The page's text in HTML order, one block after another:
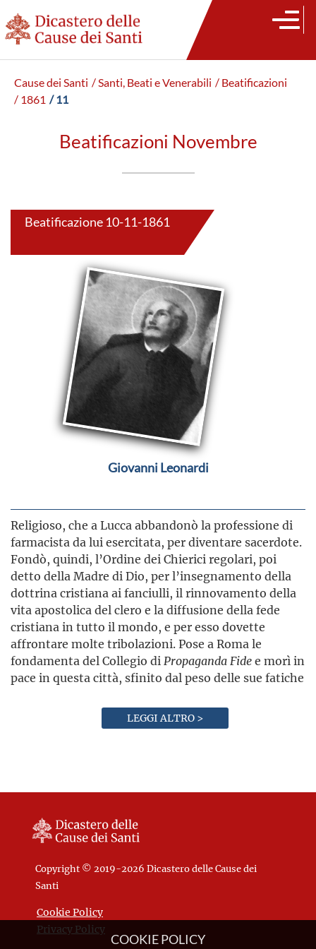
Cause dei Santi / Santi, Beati e Venerabili / Beatificazioni
/ 1861 / 11
Beatificazioni Novembre
Beatificazione 10-11-1861
Giovanni Leonardi
Religioso, che a Lucca abbandonò la professione di
farmacista da lui esercitata, per diventare sacerdote.
Fondò, quindi, l’Ordine dei Chierici regolari, poi
detto della Madre di Dio, per l’insegnamento della
dottrina cristiana ai fanciulli, il rinnovamento della
vita apostolica del clero e la diffusione della fede
cristiana in tutto il mondo, e per esso dovette
affrontare molte tribolazioni. Pose a Roma le
fondamenta del Collegio diPropaganda Fidee morì in
pace in questa città, sfinito dal peso delle sue fatiche
LEGGI ALTRO >
Copyright © 2019-2026 Dicastero delle Cause dei
Santi
Cookie Policy
Privacy Policy
COOKIE POLICY